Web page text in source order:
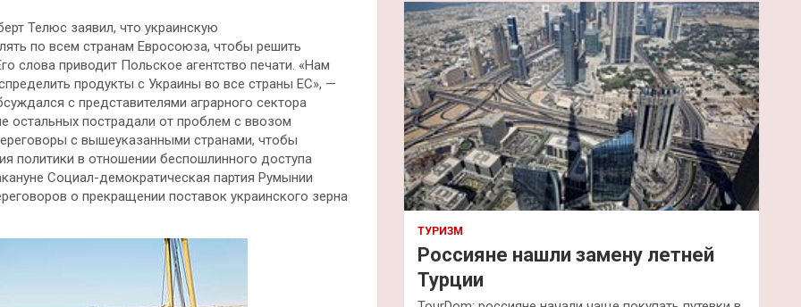
Телюс заявил, что украинскую
по всем странам Евросоюза, чтобы решить
слова приводит Польское агентство печати. «Нам
продукты с Украины во все страны ЕС», —
с представителями аграрного сектора
остальных пострадали от проблем с ввозом
с вышеуказанными странами, чтобы
политики в отношении беспошлинного доступа
Социал-демократическая партия Румынии
о прекращении поставок украинского зерна
к
ТУРИЗМ
Россияне нашли замену летней
Турции